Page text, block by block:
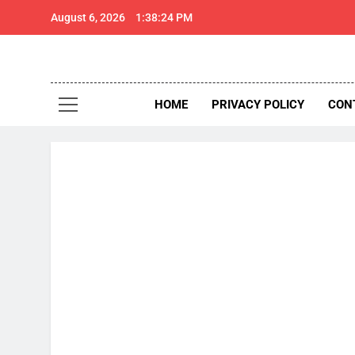
August 6, 2026 1:38:25 PM
Thar
HOME PRIVACY POLICY